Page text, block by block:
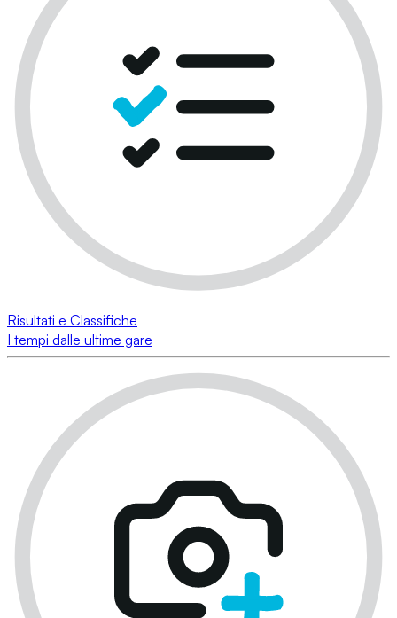
Risultati e Classifiche
I tempi dalle ultime gare